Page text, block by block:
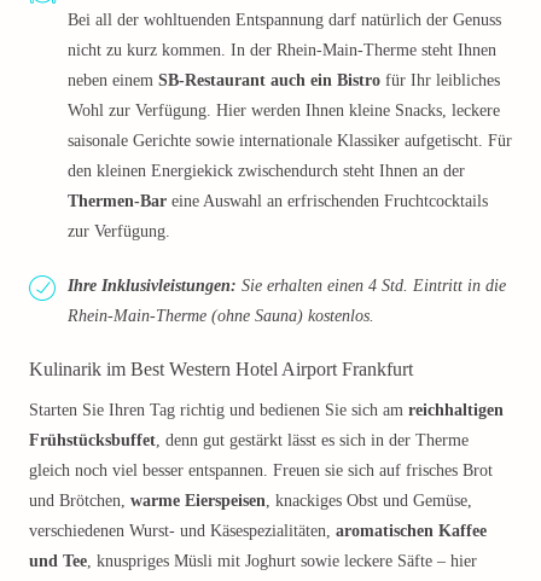
Bei all der wohltuenden Entspannung darf natürlich der Genuss
nicht zu kurz kommen. In der Rhein-Main-Therme steht Ihnen
neben einem SB-Restaurant auch ein Bistro für Ihr leibliches
Wohl zur Verfügung. Hier werden Ihnen kleine Snacks, leckere
saisonale Gerichte sowie internationale Klassiker aufgetischt. Für
den kleinen Energiekick zwischendurch steht Ihnen an der
Thermen-Bar eine Auswahl an erfrischenden Fruchtcocktails
zur Verfügung.
Ihre Inklusivleistungen: Sie erhalten einen 4 Std. Eintritt in die
Rhein-Main-Therme (ohne Sauna) kostenlos.
Kulinarik im Best Western Hotel Airport Frankfurt
Starten Sie Ihren Tag richtig und bedienen Sie sich am reichhaltigen
Frühstücksbuffet, denn gut gestärkt lässt es sich in der Therme
gleich noch viel besser entspannen. Freuen sie sich auf frisches Brot
und Brötchen, warme Eierspeisen, knackiges Obst und Gemüse,
verschiedenen Wurst- und Käsespezialitäten, aromatischen Kaffee
und Tee, knuspriges Müsli mit Joghurt sowie leckere Säfte – hier